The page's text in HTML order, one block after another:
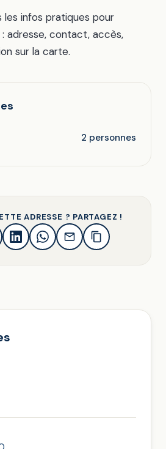
infos pratiques pour
adresse, contact, accès,
sur la carte.
2 personnes
ADRESSE ? PARTAGEZ !